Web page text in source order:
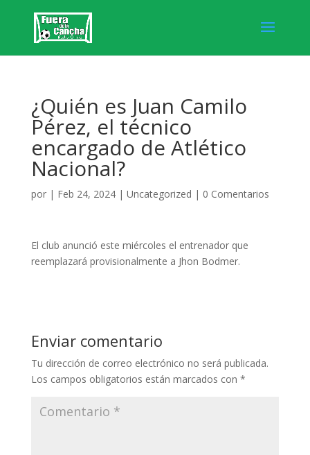
¿Quién es Juan Camilo
Pérez, el técnico
encargado de Atlético
Nacional?
por | Feb 24, 2024| Uncategorized | 0 Comentarios
El club anunció este miércoles el entrenador que
reemplazará provisionalmente a Jhon Bodmer.
Enviar comentario
Tu dirección de correo electrónico no será publicada.
Los campos obligatorios están marcados con *